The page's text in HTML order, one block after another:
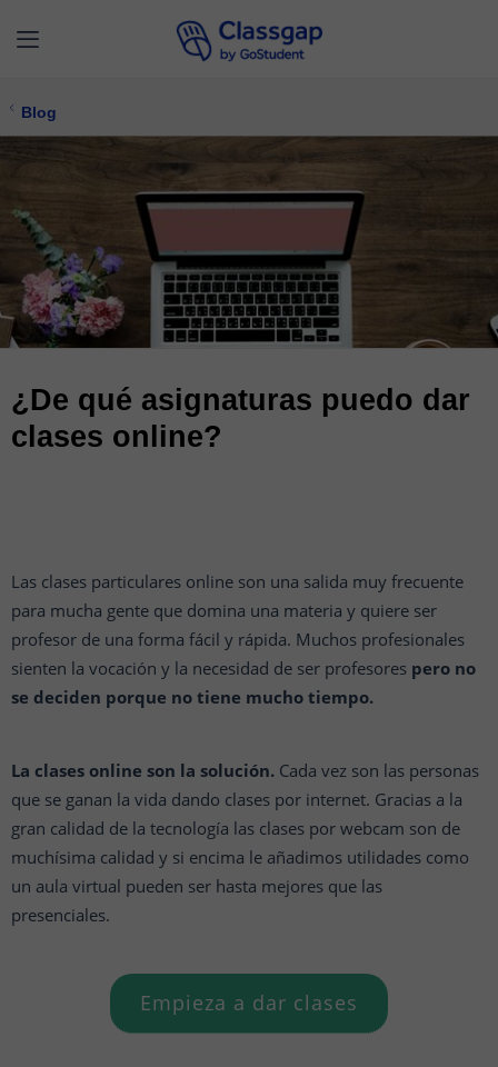
Blog
¿De qué asignaturas puedo dar
clases online?
Las clases particulares online son una salida muy frecuente
para mucha gente que domina una materia y quiere ser
profesor de una forma fácil y rápida. Muchos profesionales
sienten la vocación y la necesidad de ser profesores pero no
se deciden porque no tiene mucho tiempo.
La clases online son la solución. Cada vez son las personas
que se ganan la vida dando clases por internet. Gracias a la
gran calidad de la tecnología las clases por webcam son de
muchísima calidad y si encima le añadimos utilidades como
un aula virtual pueden ser hasta mejores que las
presenciales.
Empieza a dar clases